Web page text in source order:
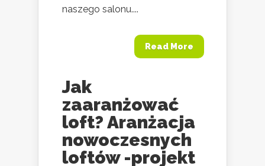
naszego salonu....
Read More
Jak
zaaranżować
loft? Aranżacja
nowoczesnych
loftów -projekt